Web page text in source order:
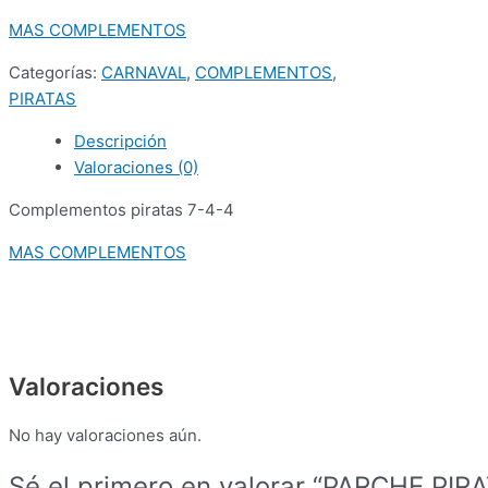
MAS COMPLEMENTOS
Categorías: CARNAVAL, COMPLEMENTOS,
PIRATAS
Descripción
Valoraciones (0)
Complementos piratas 7-4-4
MAS COMPLEMENTOS
Valoraciones
No hay valoraciones aún.